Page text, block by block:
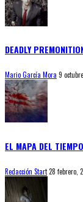
DEADLY
Mario García Mora 9
EL MAPA DEL
Redacción Start28 febrero,